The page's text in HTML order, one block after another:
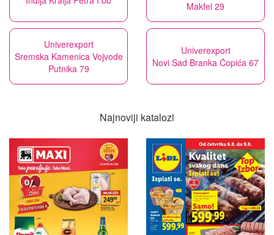
Makfel 29
Univerexport
Sremska Kamenica Vojvode
Putnika 79
Univerexport
Novi Sad Branka Ćopića 67
Najnoviji katalozi